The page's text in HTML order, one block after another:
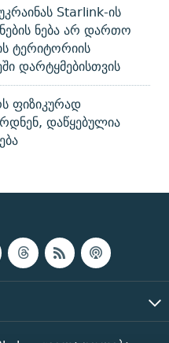
Starlink-ის
ნება არ დართო
ტერიტორიის
დარტყმებისთვის
ფიზიკურად
დაწყებულია